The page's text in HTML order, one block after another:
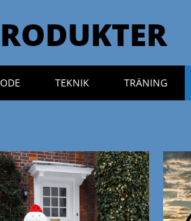
TEKNIK TRÄNING